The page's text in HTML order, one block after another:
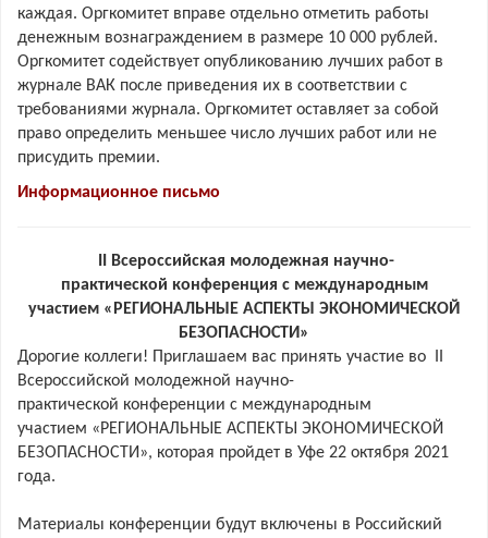
каждая. Оргкомитет вправе отдельно отметить работы
денежным вознаграждением в размере 10 000 рублей.
Оргкомитет содействует опубликованию лучших работ в
журнале ВАК после приведения их в соответствии с
требованиями журнала. Оргкомитет оставляет за собой
право определить меньшее число лучших работ или не
присудить премии.
Информационное письмо
II Всероссийская молодежная научно-
практической конференция с международным
участием «РЕГИОНАЛЬНЫЕ АСПЕКТЫ ЭКОНОМИЧЕСКОЙ
БЕЗОПАСНОСТИ»
Дорогие коллеги! Приглашаем вас принять участие во II
Всероссийской молодежной научно-
практической конференции с международным
участием «РЕГИОНАЛЬНЫЕ АСПЕКТЫ ЭКОНОМИЧЕСКОЙ
БЕЗОПАСНОСТИ», которая пройдет в Уфе 22 октября 2021
года.
Материалы конференции будут включены в Российский